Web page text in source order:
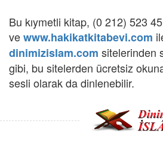
Bu kıymetli kitap, (0 212) 523
vewww.hakikatkitabevi.com
dinimizislam.com sitelerinden
gibi, bu sitelerden ücretsiz
sesli olarak da dinlenebilir.